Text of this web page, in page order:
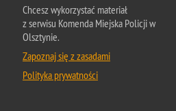
Chcesz wykorzystać materiał
z serwisu Komenda Miejska Policji w
Olsztynie.
Zapoznaj się z zasadami
Polityka prywatności